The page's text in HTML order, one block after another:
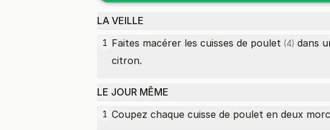
LA VEILLE
1 Faites macérer les cuisses de poulet (4) dans
citron.
LE JOUR MÊME
1 Coupez chaque cuisse de poulet en deux